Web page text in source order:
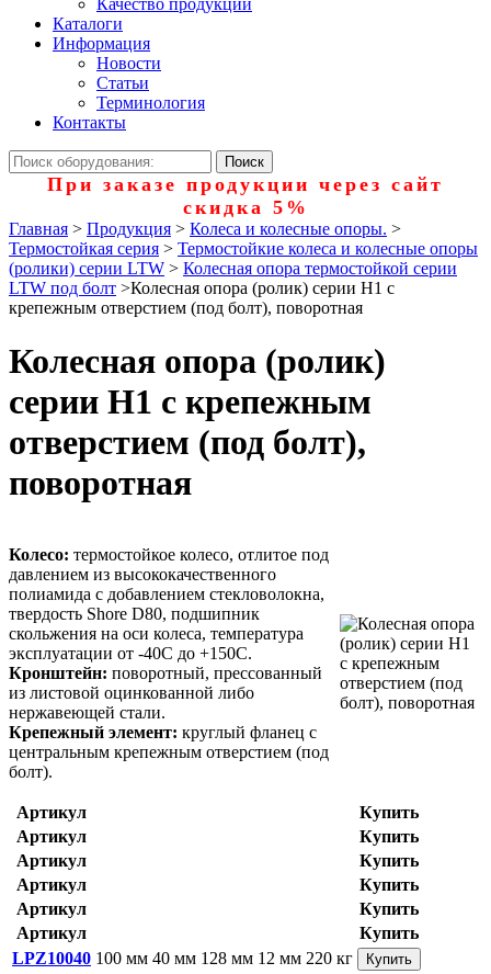
Качество продукции
Каталоги
Информация
Новости
Статьи
Терминология
Контакты
При заказе продукции через сайт
скидка 5%
Главная > Продукция > Колеса и колесные опоры. >
Термостойкая серия > Термостойкие колеса и колесные опоры
(ролики) серии LTW > Колесная опора термостойкой серии
LTW под болт >Колесная опора (ролик) серии H1 с
крепежным отверстием (под болт), поворотная
Колесная опора (ролик)
серии H1 с крепежным
отверстием (под болт),
поворотная
Колесо: термостойкое колесо, отлитое под
давлением из высококачественного
полиамида с добавлением стекловолокна,
твердость Shore D80, подшипник
скольжения на оси колеса, температура
эксплуатации от -40С до +150С.
Кронштейн: поворотный, прессованный
из листовой оцинкованной либо
нержавеющей стали.
Крепежный элемент: круглый фланец с
центральным крепежным отверстием (под
болт).
Артикул
Купить
Артикул
Купить
Артикул
Купить
Артикул
Купить
Артикул
Купить
Артикул
Купить
LPZ10040 100 мм 40 мм 128 мм 12 мм 220 кг Купить